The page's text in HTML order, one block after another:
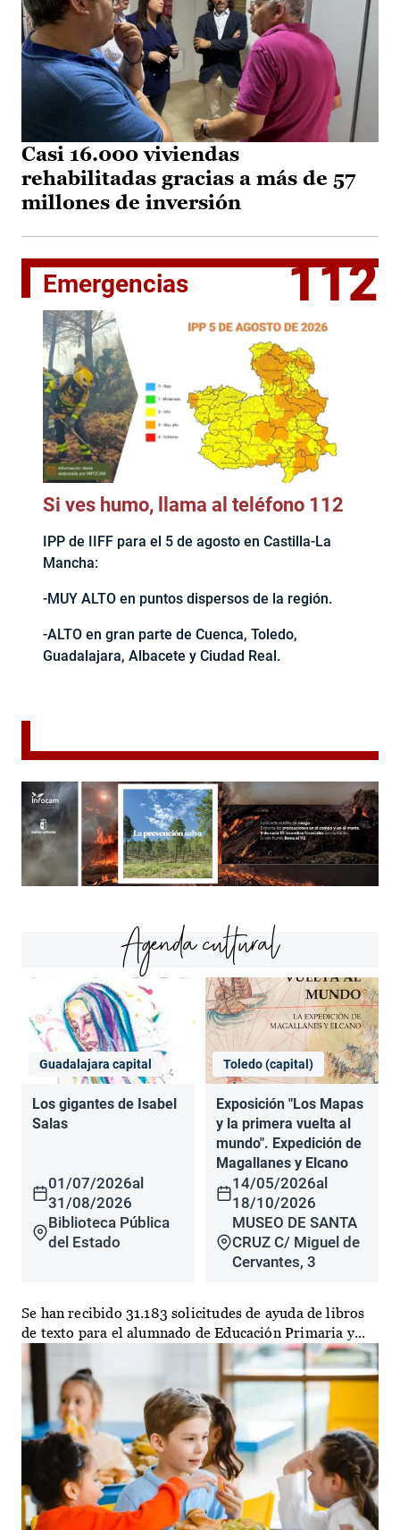
Casi 16.000 viviendas
rehabilitadas gracias a más de 57
millones de inversión
Emergencias 112
Si ves humo, llama al teléfono 112
IPP de IIFF para el 5 de agosto en Castilla-La
Mancha:
-MUY ALTO en puntos dispersos de la región.
-ALTO en gran parte de Cuenca, Toledo,
Guadalajara, Albacete y Ciudad Real.
Agenda cultural
Guadalajara capital
Los gigantes de Isabel
Salas
01/07/2026al
31/08/2026
Biblioteca Pública
del Estado
Toledo (capital)
Exposición "Los Mapas
y la primera vuelta al
mundo". Expedición de
Magallanes y Elcano
14/05/2026al
18/10/2026
MUSEO DE SANTA
CRUZ C/ Miguel de
Cervantes, 3
Se han recibido 31.183 solicitudes de ayuda de libros
de texto para el alumnado de Educación Primaria y...